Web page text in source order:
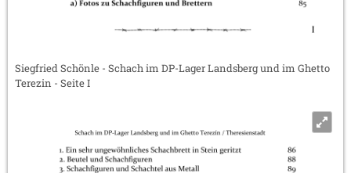
Siegfried Schönle - Schach im DP-Lager Landsberg und im Ghetto
Terezin - Seite I